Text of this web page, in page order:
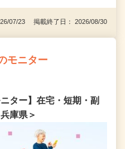
07/23 掲載終了日： 2026/08/30
モニター
ター】在宅・短期・副
庫県＞